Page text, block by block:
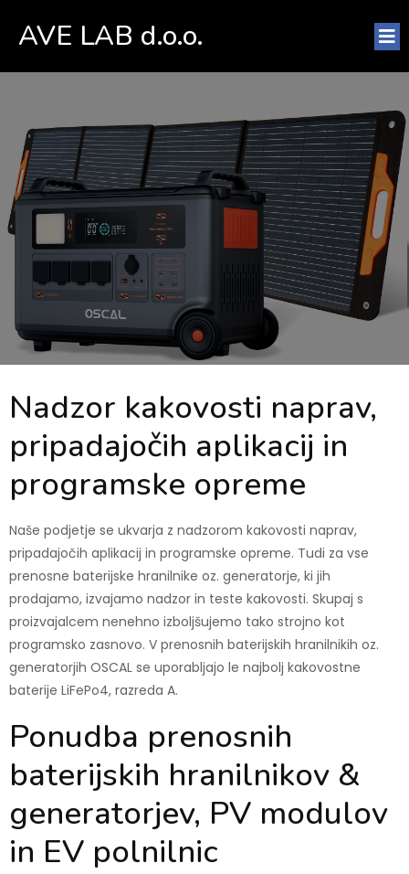
AVE LAB d.o.o.
Nadzor kakovosti naprav,
pripadajočih aplikacij in
programske opreme
Naše podjetje se ukvarja z nadzorom kakovosti naprav,
pripadajočih aplikacij in programske opreme. Tudi za vse
prenosne baterijske hranilnike oz. generatorje, ki jih
prodajamo, izvajamo nadzor in teste kakovosti. Skupaj s
proizvajalcem nenehno izboljšujemo tako strojno kot
programsko zasnovo. V prenosnih baterijskih hranilnikih oz.
generatorjih OSCAL se uporabljajo le najbolj kakovostne
baterije LiFePo4, razreda A.
Ponudba prenosnih
baterijskih hranilnikov &
generatorjev, PV modulov
in EV polnilnic